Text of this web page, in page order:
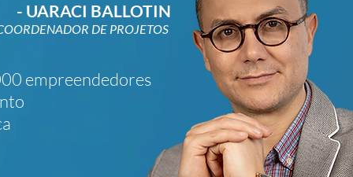
- UARACI BALLOTIN
DE PROJETOS
empreendedores